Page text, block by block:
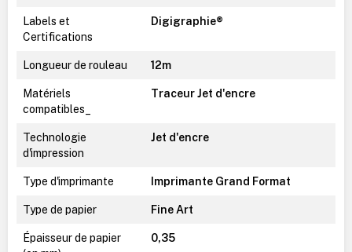
Labels et
Certifications
Digigraphie®
Longueur de rouleau 12m
Matériels
compatibles_
Traceur Jet d'encre
Technologie
d'impression
Jet d'encre
Type d'imprimante Imprimante Grand Format
Type de papier Fine Art
Épaisseur de papier
0,35